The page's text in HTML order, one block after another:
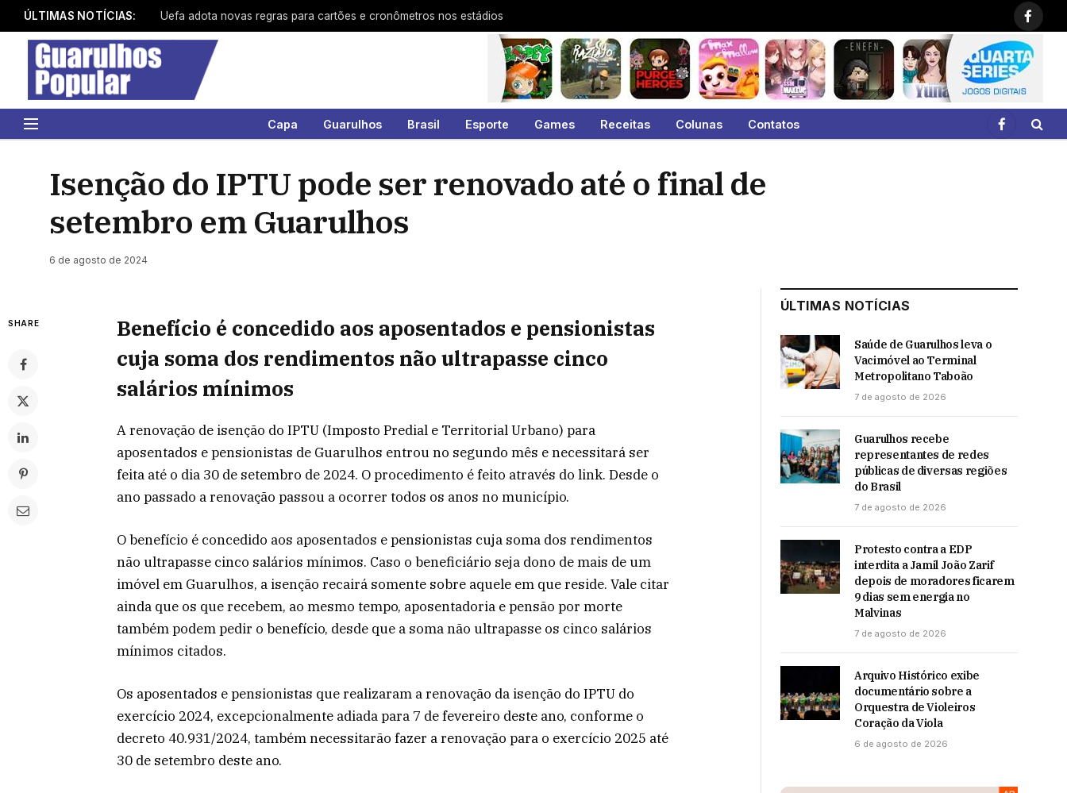
ÚLTIMAS NOTÍCIAS: Uefa adota novas regras para cartões e cronômetros nos estádios
Capa Guarulhos Brasil Esporte Games Receitas Colunas Contatos
Facebook
Isenção do IPTU pode ser renovado até o final de
setembro em Guarulhos
6 de agosto de 2024
SHARE
Benefício é concedido aos aposentados e pensionistas
cuja soma dos rendimentos não ultrapasse cinco
salários mínimos
A renovação de isenção do IPTU (Imposto Predial e Territorial Urbano) para
aposentados e pensionistas de Guarulhos entrou no segundo mês e necessitará ser
feita até o dia 30 de setembro de 2024. O procedimento é feito através do link. Desde o
ano passado a renovação passou a ocorrer todos os anos no município.
O benefício é concedido aos aposentados e pensionistas cuja soma dos rendimentos
não ultrapasse cinco salários mínimos. Caso o beneficiário seja dono de mais de um
imóvel em Guarulhos, a isenção recairá somente sobre aquele em que reside. Vale citar
ainda que os que recebem, ao mesmo tempo, aposentadoria e pensão por morte
também podem pedir o benefício, desde que a soma não ultrapasse os cinco salários
mínimos citados.
Os aposentados e pensionistas que realizaram a renovação da isenção do IPTU do
exercício 2024, excepcionalmente adiada para 7 de fevereiro deste ano, conforme o
decreto 40.931/2024, também necessitarão fazer a renovação para o exercício 2025 até
30 de setembro deste ano.
ÚLTIMAS NOTÍCIAS
Saúde de Guarulhos leva o
Vacimóvel ao Terminal
Metropolitano Taboão
7 de agosto de 2026
Guarulhos recebe
representantes de redes
públicas de diversas regiões
do Brasil
7 de agosto de 2026
Protesto contra a EDP
interdita a Jamil João Zarif
depois de moradores ficarem
9 dias sem energia no
Malvinas
7 de agosto de 2026
Arquivo Histórico exibe
documentário sobre a
Orquestra de Violeiros
Coração da Viola
6 de agosto de 2026